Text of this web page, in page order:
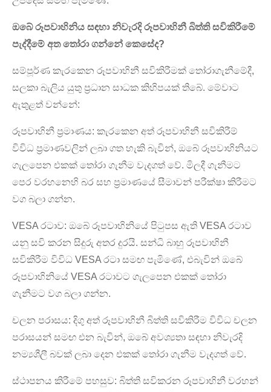
ඔබේ රූපවාහිනිය සඳහා නිවැරදි රූපවාහිනී බිත්ති සවිකිරීමේ
පැද්දීමේ අත තෝරා ගන්නේ කෙසේද?
සම්පූර්ණ කැරකෙන රූපවාහිනී සවිකිරීමක් තෝරාගැනීමේදී,
සලකා බැලිය යුතු ප්‍රධාන සාධක කිහිපයක් තිබේ. මේවාට
ඇතුළත් වන්නේ:
රූපවාහිනී ප්‍රමාණය: කැරකෙන අත් රූපවාහිනී සවිකිරීම්
විවිධ ප්‍රමාණවලින් ලබා ගත හැකි බැවින්, ඔබේ රූපවාහිනියට
ගැලපෙන එකක් තෝරා ගැනීම වැදගත් වේ. මිලදී ගැනීමට
පෙර වරහනෙහි බර සහ ප්‍රමාණයේ සීමාවන් පරීක්ෂා කිරීමට
වග බලා ගන්න.
VESA රටාව: ඔබේ රූපවාහිනියේ පිටුපස ඇති VESA රටාව
යනු සවි කරන සිදුරු අතර දුරයි. සන්ධි බාහු රූපවාහිනී
සවිකිරීම විවිධ VESA රටා සමඟ පැමිණේ, එබැවින් ඔබේ
රූපවාහිනියේ VESA රටාවට ගැලපෙන එකක් තෝරා
ගැනීමට වග බලා ගන්න.
චලන පරාසය: දිගු අත් රූපවාහිනී බිත්ති සවිකිරීම විවිධ චලන
පරාසයන් සමඟ එන බැවින්, ඔබේ අවශ්‍යතා සඳහා නිවැරදි
නම්‍යශීලී බවක් ලබා දෙන එකක් තෝරා ගැනීම වැදගත් වේ.
ස්ථාපනය කිරීමේ පහසුව: බිත්ති සවිකරන රූපවාහිනී වරහන්